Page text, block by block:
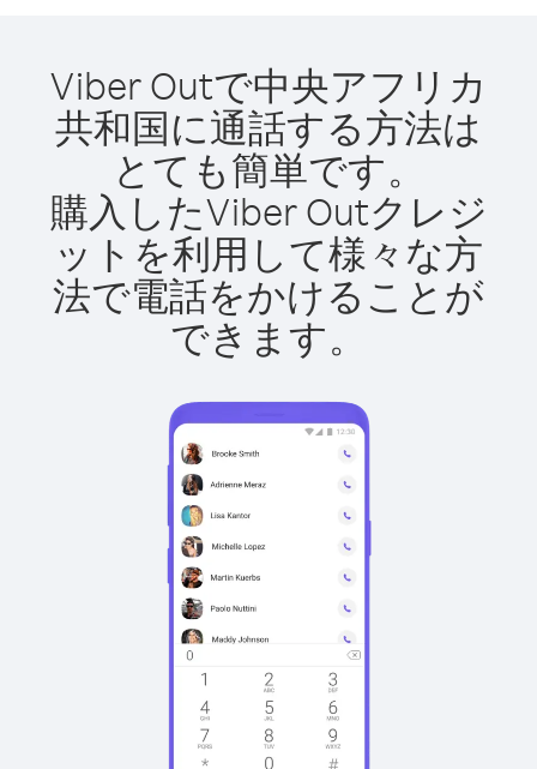
Viber Outで中央アフリカ
共和国に通話する方法は
とても簡単です。
購入したViber Outクレジ
ットを利用して様々な方
法で電話をかけることが
できます。